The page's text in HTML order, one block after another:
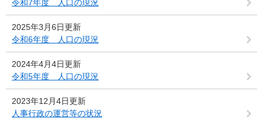
令和7年度 人口の現況
2025年3月6日更新
令和6年度 人口の現況
2024年4月4日更新
令和5年度 人口の現況
2023年12月4日更新
人事行政の運営等の状況